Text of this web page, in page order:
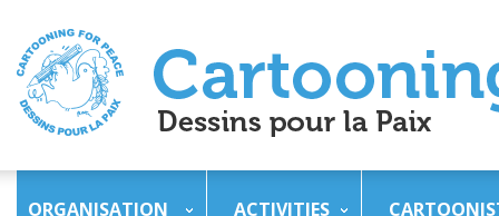
ORGANISATION ACTIVITIES